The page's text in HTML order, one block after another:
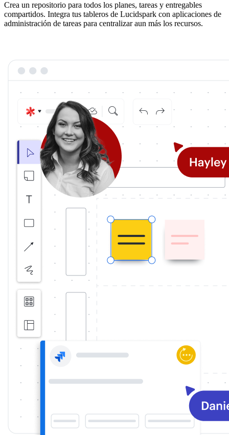
Crea un repositorio para todos los planes, tareas y entregables
compartidos. Integra tus tableros de Lucidspark con aplicaciones de
administración de tareas para centralizar aun más los recursos.